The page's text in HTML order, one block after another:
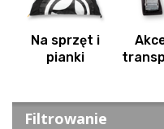
Na sprzęt i
pianki
Filtrowanie